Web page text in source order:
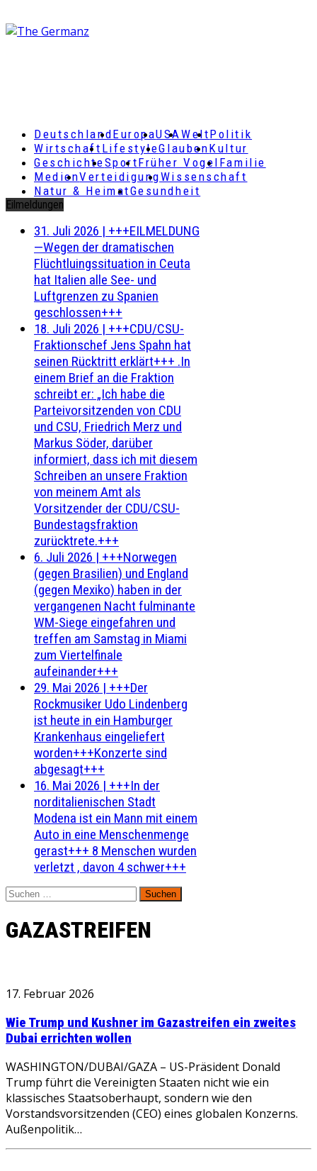
DeutschlandEuropaUSAWeltPolitik
Wirtschaft LifestyleGlaubenKultur
GeschichteSportFrüher Vogel Familie
MedienVerteidigungWissenschaft
Natur & HeimatGesundheit
Eilmeldungen
31. Juli 2026 | +++EILMELDUNG
—Wegen der dramatischen
Flüchtluingssituation in Ceuta
hat Italien alle See- und
Luftgrenzen zu Spanien
geschlossen+++
18. Juli 2026 | +++CDU/CSU-
Fraktionschef Jens Spahn hat
seinen Rücktritt erklärt+++ .In
einem Brief an die Fraktion
schreibt er: „Ich habe die
Parteivorsitzenden von CDU
und CSU, Friedrich Merz und
Markus Söder, darüber
informiert, dass ich mit diesem
Schreiben an unsere Fraktion
von meinem Amt als
Vorsitzender der CDU/CSU-
Bundestagsfraktion
zurücktrete.+++
6. Juli 2026 | +++Norwegen
(gegen Brasilien) und England
(gegen Mexiko) haben in der
vergangenen Nacht fulminante
WM-Siege eingefahren und
treffen am Samstag in Miami
zum Viertelfinale
aufeinander+++
29. Mai 2026 | +++Der
Rockmusiker Udo Lindenberg
ist heute in ein Hamburger
Krankenhaus eingeliefert
worden+++Konzerte sind
abgesagt+++
16. Mai 2026 | +++In der
norditalienischen Stadt
Modena ist ein Mann mit einem
Auto in eine Menschenmenge
gerast+++ 8 Menschen wurden
verletzt , davon 4 schwer+++
Suchen
nach:
GAZASTREIFEN
17. Februar 2026
Wie Trump und Kushner im Gazastreifen ein zweites
Dubai errichten wollen
WASHINGTON/DUBAI/GAZA – US-Präsident Donald
Trump führt die Vereinigten Staaten nicht wie ein
klassisches Staatsoberhaupt, sondern wie den
Vorstandsvorsitzenden (CEO) eines globalen Konzerns.
Außenpolitik…